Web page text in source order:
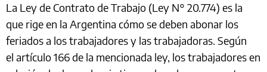
La Ley de Contrato de Trabajo (Ley N° 20.774) es la
que rige en la Argentina cómo se deben abonar los
feriados a los trabajadores y las trabajadoras. Según
el artículo 166 de la mencionada ley, los trabajadores en